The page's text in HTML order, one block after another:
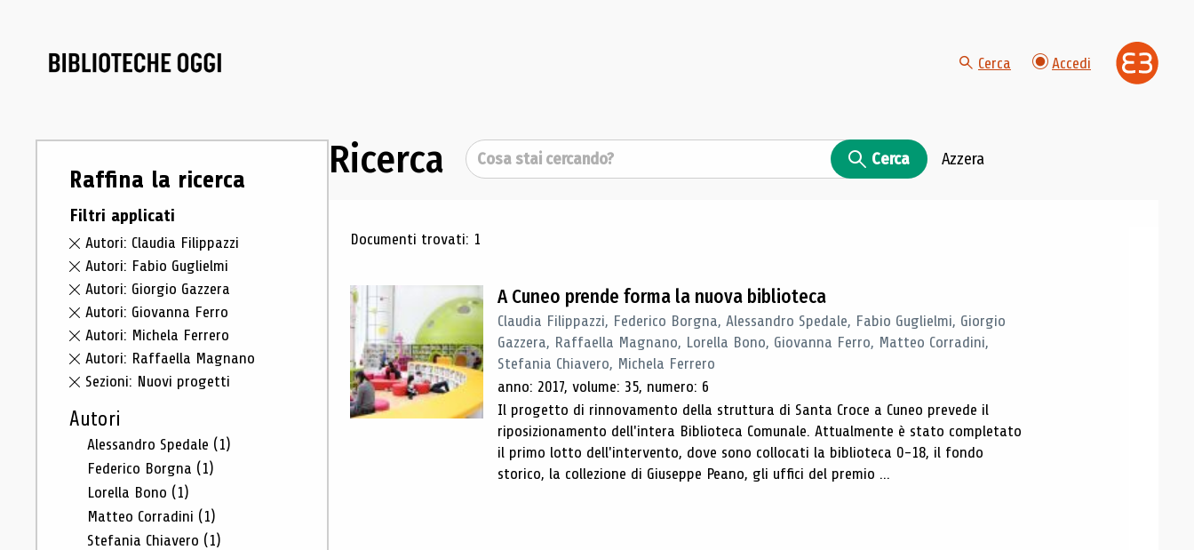
Cerca Accedi
Raffina la ricerca
Filtri applicati
Autori: Claudia Filippazzi
Autori: Fabio Guglielmi
Autori: Giorgio Gazzera
Autori: Giovanna Ferro
Autori: Michela Ferrero
Autori: Raffaella Magnano
Sezioni: Nuovi progetti
Autori
Alessandro Spedale (1)
Federico Borgna (1)
Lorella Bono (1)
Matteo Corradini (1)
Stefania Chiavero (1)
Ricerca Cerca Cerca Azzera
Risultati di ricerca
Documenti trovati: 1
A Cuneo prende forma la nuova biblioteca
Claudia Filippazzi, Federico Borgna, Alessandro Spedale, Fabio Guglielmi, Giorgio
Gazzera, Raffaella Magnano, Lorella Bono, Giovanna Ferro, Matteo Corradini,
Stefania Chiavero, Michela Ferrero
anno: 2017, volume: 35, numero: 6
Il progetto di rinnovamento della struttura di Santa Croce a Cuneo prevede il
riposizionamento dell'intera Biblioteca Comunale. Attualmente è stato completato
il primo lotto dell'intervento, dove sono collocati la biblioteca 0-18, il fondo
storico, la collezione di Giuseppe Peano, gli uffici del premio ...